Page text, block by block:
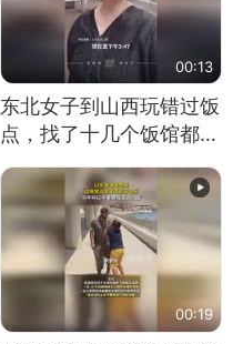
00:13
东北女子到山西玩错过饭
点，找了十几个饭馆都没
00:19